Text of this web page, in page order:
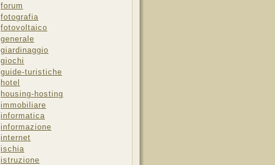
forum
fotografia
fotovoltaico
generale
giardinaggio
giochi
guide-turistiche
hotel
housing-hosting
immobiliare
informatica
informazione
internet
ischia
istruzione